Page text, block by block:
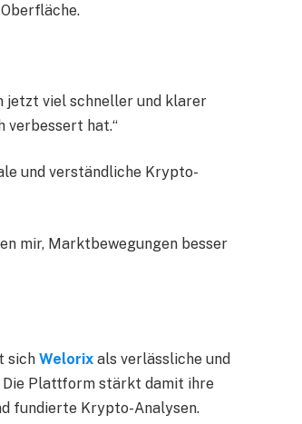
jetzt viel schneller und klarer
verbessert hat.“
und verständliche Krypto-
mir, Marktbewegungen besser
sich Welorix als verlässliche und
Plattform stärkt damit ihre
fundierte Krypto-Analysen.